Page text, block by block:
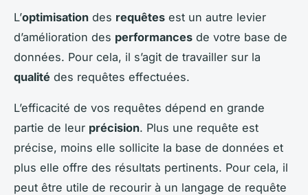
L’optimisation des requêtes est un autre levier
d’amélioration des performances de votre base de
données. Pour cela, il s’agit de travailler sur la
qualité des requêtes effectuées.
L’efficacité de vos requêtes dépend en grande
partie de leur précision. Plus une requête est
précise, moins elle sollicite la base de données et
plus elle offre des résultats pertinents. Pour cela, il
peut être utile de recourir à un langage de requête